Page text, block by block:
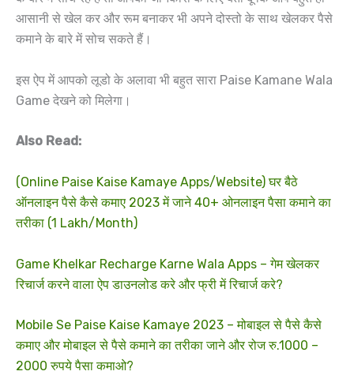
आसानी से खेल कर और रूम बनाकर भी अपने दोस्तो के साथ खेलकर पैसे
कमाने के बारे में सोच सकते हैं।
इस ऐप में आपको लूडो के अलावा भी बहुत सारा Paise Kamane Wala
Game देखने को मिलेगा।
Also Read:
(Online Paise Kaise Kamaye Apps/Website) घर बैठे
ऑनलाइन पैसे कैसे कमाए 2023 में जाने 40+ ओनलाइन पैसा कमाने का
तरीका (1 Lakh/Month)
Game Khelkar Recharge Karne Wala Apps – गेम खेलकर
रिचार्ज करने वाला ऐप डाउनलोड करे और फ्री में रिचार्ज करे?
Mobile Se Paise Kaise Kamaye 2023 – मोबाइल से पैसे कैसे
कमाए और मोबाइल से पैसे कमाने का तरीका जाने और रोज रु.1000 –
2000 रुपये पैसा कमाओ?